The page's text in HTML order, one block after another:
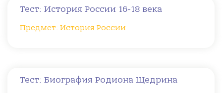
Тест: История России 16-18 века
Предмет: История России
Тест: Биография Родиона Щедрина